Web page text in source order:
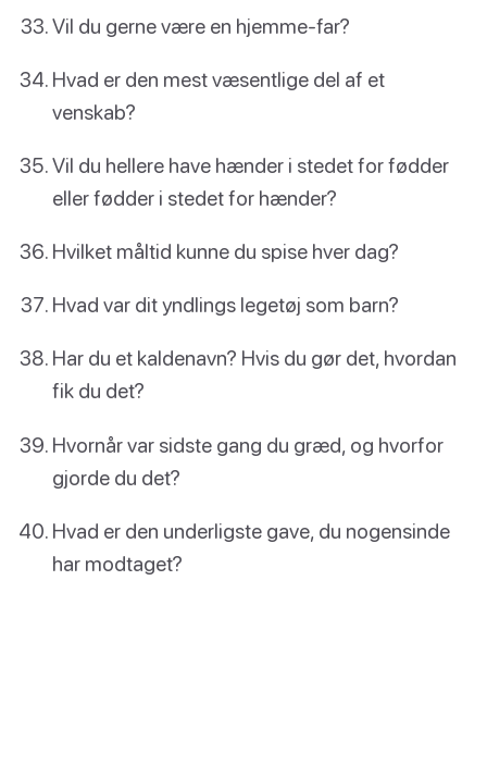
Vil du gerne være en hjemme-far?
Hvad er den mest væsentlige del af et
venskab?
Vil du hellere have hænder i stedet for fødder
eller fødder i stedet for hænder?
Hvilket måltid kunne du spise hver dag?
Hvad var dit yndlings legetøj som barn?
Har du et kaldenavn? Hvis du gør det, hvordan
fik du det?
Hvornår var sidste gang du græd, og hvorfor
gjorde du det?
Hvad er den underligste gave, du nogensinde
har modtaget?